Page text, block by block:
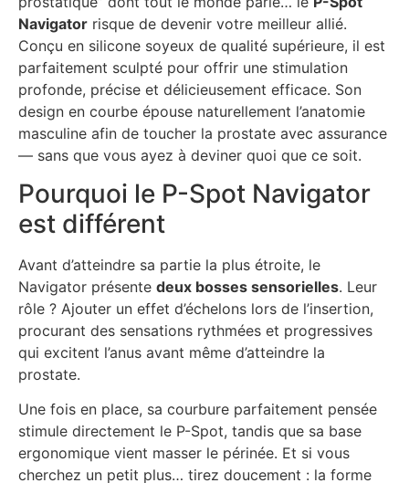
Navigator risque de devenir votre meilleur allié.
Conçu en silicone soyeux de qualité supérieure, il est
parfaitement sculpté pour offrir une stimulation
profonde, précise et délicieusement efficace. Son
design en courbe épouse naturellement l’anatomie
masculine afin de toucher la prostate avec assurance
— sans que vous ayez à deviner quoi que ce soit.
Pourquoi le P-Spot Navigator
est différent
Avant d’atteindre sa partie la plus étroite, le
Navigator présente deux bosses sensorielles. Leur
rôle ? Ajouter un effet d’échelons lors de l’insertion,
procurant des sensations rythmées et progressives
qui excitent l’anus avant même d’atteindre la
prostate.
Une fois en place, sa courbure parfaitement pensée
stimule directement le P-Spot, tandis que sa base
ergonomique vient masser le périnée. Et si vous
cherchez un petit plus… tirez doucement : la forme